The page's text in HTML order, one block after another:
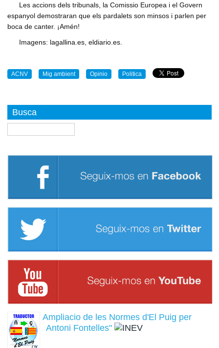
Les accions dels tribunals, la Comissio Europea i el Govern
espanyol demostraran que els pardalets son minsos i parlen per
boca de canter. ¡Amén!
Imagens: lagallina.es, eldiario.es.
ACNV Mig ambient Opinio Politica
Busca
Ampliacio de les Normes d'El Puig per
Antoni Fontelles"